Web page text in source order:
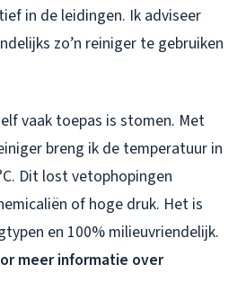
in de leidingen. Ik adviseer
zo’n reiniger te gebruiken
vaak toepas is stomen. Met
breng ik de temperatuur in
Dit lost vetophopingen
of hoge druk. Het is
en 100% milieuvriendelijk.
meer informatie over